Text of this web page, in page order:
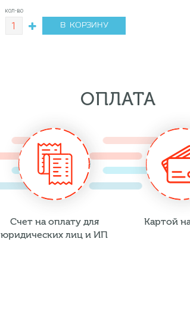
кол-во
В КОРЗИНУ
ОПЛАТА
Счет на оплату для
юридических лиц и ИП
Картой